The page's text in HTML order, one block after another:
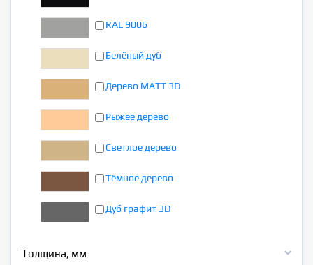
RAL 9006
Белёный дуб
Дерево MATT 3D
Рыжее дерево
Светлое дерево
Тёмное дерево
Дуб графит 3D
Толщина, мм